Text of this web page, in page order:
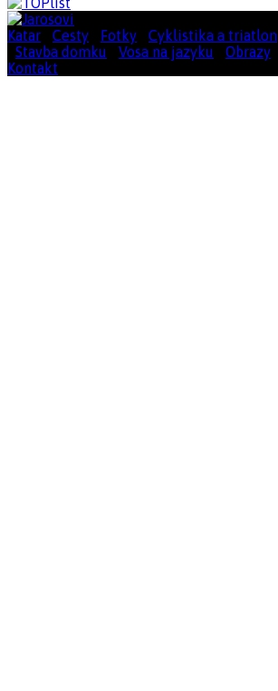
Katar Cesty Fotky Cyklistika a triatlon
Stavba domku Vosa na jazyku Obrazy
Kontakt